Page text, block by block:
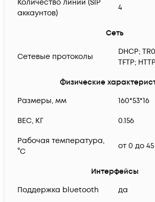
Количество линий (SIP
аккаунтов)
4
Сеть
Сетевые протоколы
DHCP;
TFTP;
Физические
Размеры, мм
160*53*16
ВЕС, КГ 0.156
Рабочая температура,
°C
от 0 до 45
Интерфейсы
Поддержка bluetooth
да